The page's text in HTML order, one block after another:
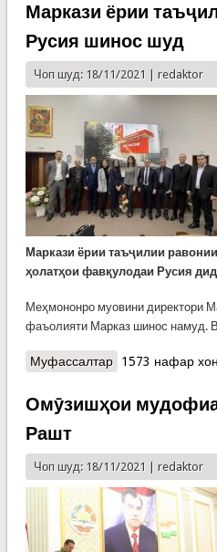
Маркази ёрии
Русия шинос шуд
Чоп шуд: 18/11/2021 | redaktor
Маркази ёрии таъҷилии
ҳолатҳои фавқулодаи Русия
Меҳмононро муовини директори
фаъолияти Марказ шинос намуд.
Муфассалтаро Як ҳайати
равонии ВҲФ
1573 нафар
Омӯзишҳои
Рашт
Чоп шуд: 18/11/2021 | redaktor